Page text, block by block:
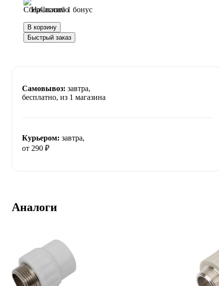
Начислим 1 бонус
В корзину
Быстрый заказ
Самовывоз: завтра,
бесплатно, из 1 магазина
Курьером: завтра,
от 290 ₽
Аналоги